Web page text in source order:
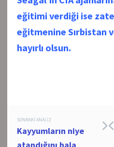
eğitimi verdiği ise
eğitmenine Sırbistan
hayırlı olsun.
Post
SONRAKI ANALIZ
Kayyumların niye